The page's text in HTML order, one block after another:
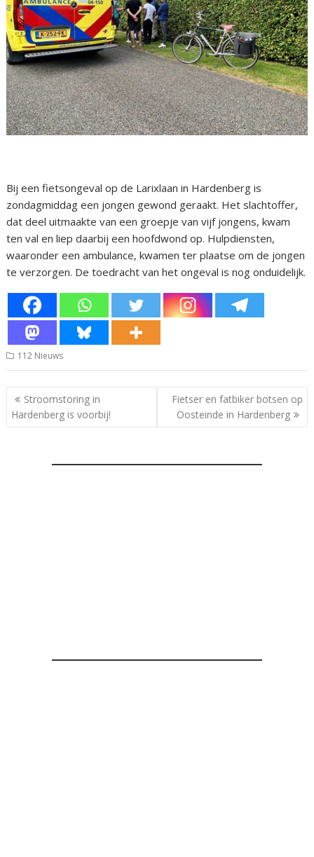
Bij een fietsongeval op de Larixlaan in Hardenberg is
zondagmiddag een jongen gewond geraakt. Het slachtoffer,
dat deel uitmaakte van een groepje van vijf jongens, kwam
ten val en liep daarbij een hoofdwond op. Hulpdiensten,
waaronder een ambulance, kwamen ter plaatse om de jongen
te verzorgen. De toedracht van het ongeval is nog onduidelijk.
112 Nieuws
Bericht
navigatie
Stroomstoring in
Hardenberg is voorbij!
Fietser en fatbiker botsen op
Oosteinde in Hardenberg